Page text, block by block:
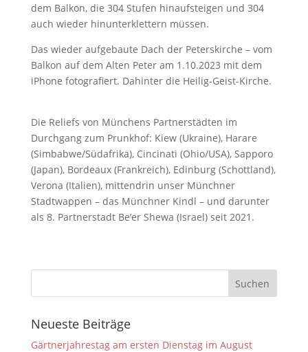
dem Balkon, die 304 Stufen hinaufsteigen und 304
auch wieder hinunterklettern müssen.
Das wieder aufgebaute Dach der Peterskirche – vom
Balkon auf dem Alten Peter am 1.10.2023 mit dem
iPhone fotografiert. Dahinter die Heilig-Geist-Kirche.
Die Reliefs von Münchens Partnerstädten im
Durchgang zum Prunkhof: Kiew (Ukraine), Harare
(Simbabwe/Südafrika), Cincinati (Ohio/USA), Sapporo
(Japan), Bordeaux (Frankreich), Edinburg (Schottland),
Verona (Italien), mittendrin unser Münchner
Stadtwappen – das Münchner Kindl – und darunter
als 8. Partnerstadt Be’er Shewa (Israel) seit 2021.
Neueste Beiträge
Gärtnerjahrestag am ersten Dienstag im August